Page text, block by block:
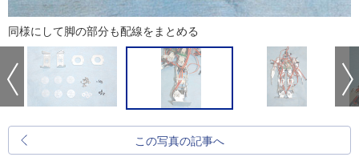
同様にして脚の部分も配線をまとめる
この写真の記事へ